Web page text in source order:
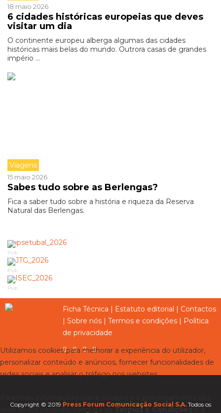
18 maio 2026
6 cidades históricas europeias que deves
visitar um dia
O continente europeu alberga algumas das cidades
históricas mais belas do mundo. Outrora casas de grandes
império ...
Viagens
15 maio 2026
Sabes tudo sobre as Berlengas?
Fica a saber tudo sobre a história e riqueza da Reserva
Natural das Berlengas.
Pub
Pub
Pub
Ficha Técnica Estatuto editorial
Contactos
Sobre nós Termos e condições
Política
de privacidade
Copyright © 2019 Press Forum Comunicação Social S.A. Todos os
Utilizamos cookies para melhorar a experiência do utilizador,
personalizar conteúdo e anúncios, fornecer funcionalidades de
redes sociais e analisar o tráfego nos websites.
seus dados pessoais, consulte osTermos e Condiçõese a